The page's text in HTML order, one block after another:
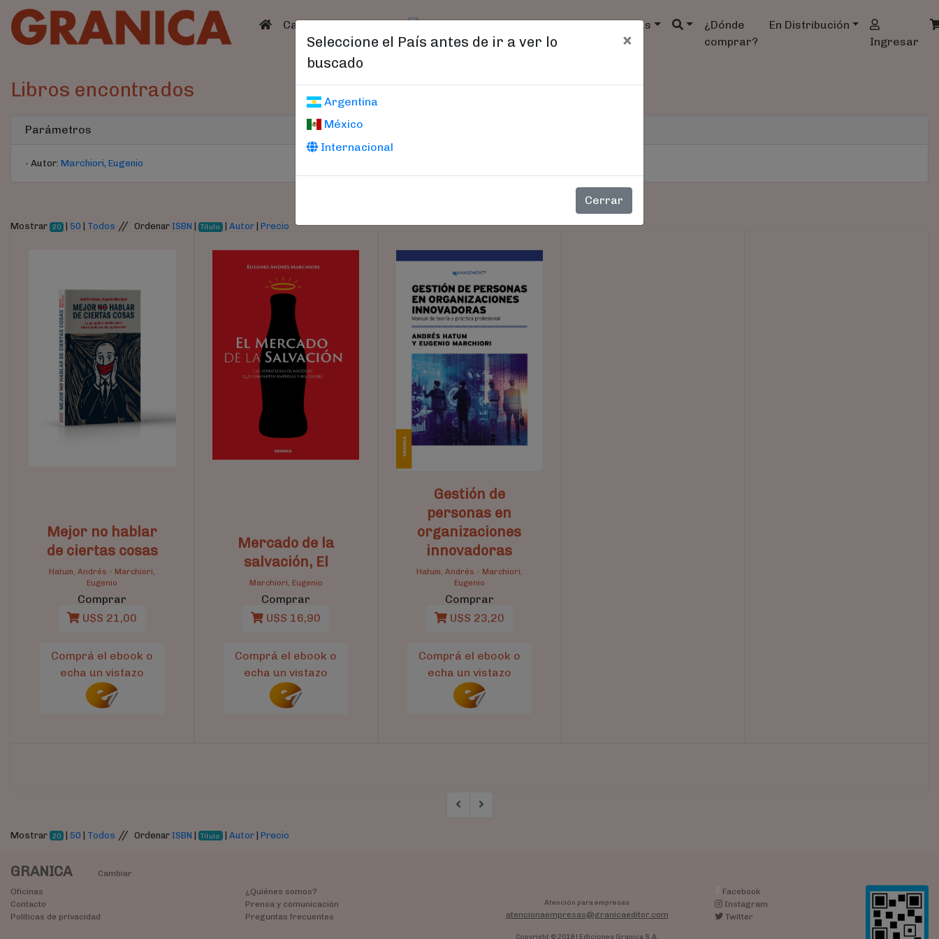
(current)
Catálogo Catálogo Agendas
¿Dónde
comprar?
En Distribución
Ingresar
Seleccione el País antes de ir a ver lo
buscado
×
Argentina
México
Internacional
Cerrar
Libros encontrados
Parámetros
- Autor: Marchiori, Eugenio
Mostrar 20 | 50 Todos // Ordenar ISBN Título |Autor |Precio
Mejor no hablar
de ciertas cosas
Hatum, Andrés - Marchiori,
Eugenio
Comprar
U$S 21,00
Comprá el ebook o
echa un vistazo
Mercado de la
salvación, El
Marchiori, Eugenio
Comprar
U$S 16,90
Comprá el ebook o
echa un vistazo
Gestión de
personas en
organizaciones
innovadoras
Hatum, Andrés - Marchiori,
Eugenio
Comprar
U$S 23,20
Comprá el ebook o
echa un vistazo
Mostrar 20 | 50 Todos // Ordenar ISBN Título |Autor |Precio
GRANICA
Cambiar
Oficinas
Contacto
Políticas de privacidad
¿Quiénes somos?
Prensa y comunicación
Preguntas frecuentes
Atención para empresas
atencionaempresas@granicaeditor.com
Copyright © 2019 | Ediciones Granica S.A.
Facebook
Instagram
Twitter